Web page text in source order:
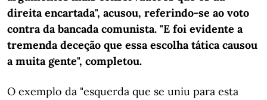
direita encartada", acusou, referindo-se ao voto
contra da bancada comunista. "E foi evidente a
tremenda deceção que essa escolha tática causou
a muita gente", completou.
O exemplo da "esquerda que se uniu para esta